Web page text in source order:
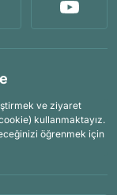
ve ziyaret
kullanmaktayız.
öğrenmek için